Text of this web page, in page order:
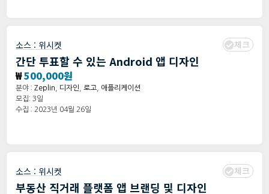
소스 : 위시켓 체크
간단 투표할 수 있는 Android 앱 디자인
₩500,000원
분야 : Zeplin 디자인 로고
애플리케이션
모집: 3일
수집 : 2023년 04월 26일
소스 : 위시켓 체크
부동산 직거래 플랫폼 앱 브랜딩 및 디자인